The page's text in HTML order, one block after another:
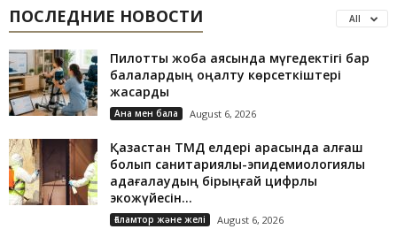
ПОСЛЕДНИЕ НОВОСТИ All
Пилоттық жоба аясында мүгедектігі бар
балалардың оңалту көрсеткіштері
жақсарды
Ана мен бала August 6, 2026
Қазақстан ТМД елдері арасында алғаш
болып санитариялық-эпидемиологиялық
қадағалаудың бірыңғай цифрлық
экожүйесін...
Ғаламтор және желі August 6, 2026